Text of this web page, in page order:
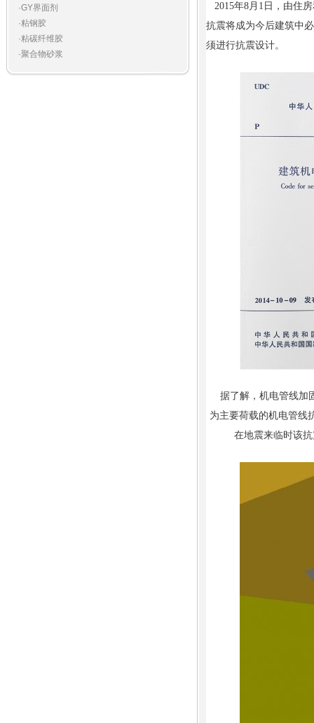
·GY界面剂
·粘钢胶
·粘碳纤维胶
·聚合物砂浆
2015年8月1日，由住
抗震将成为今后建筑中
须进行抗震设计。
据了解，机电管线加
为主要荷载的机电管线
在地震来临时该